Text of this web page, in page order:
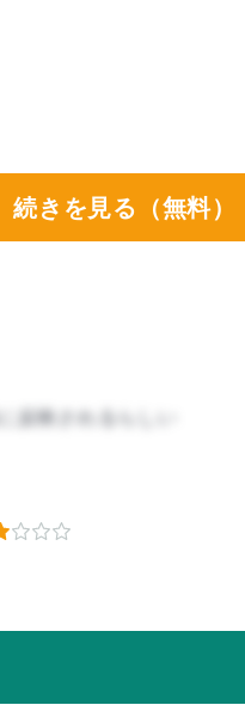
反映されるらしい
続きを見る（無料）